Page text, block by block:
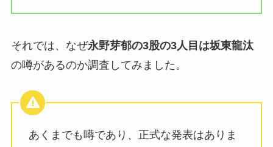
それでは、なぜ永野芽郁の3股の3人目は坂東龍汰
の噂があるのか調査してみました。
あくまでも噂であり、正式な発表はありま